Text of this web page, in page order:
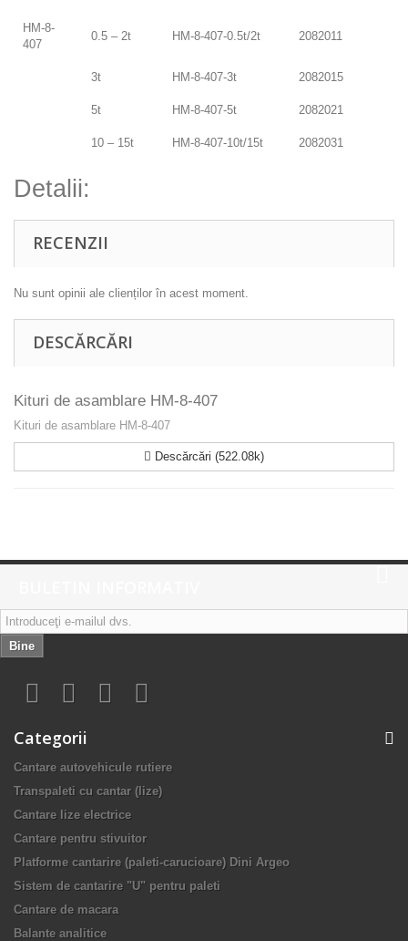
HM-8-
407
0.5 – 2t HM-8-407-0.5t/2t 2082011
3t HM-8-407-3t 2082015
5t HM-8-407-5t 2082021
10 – 15t HM-8-407-10t/15t 2082031
Detalii:
RECENZII
Nu sunt opinii ale clienților în acest moment.
DESCĂRCĂRI
Kituri de asamblare HM-8-407
Kituri de asamblare HM-8-407
Descărcări (522.08k)
Bine
Categorii
Cantare autovehicule rutiere
Transpaleti cu cantar (lize)
Cantare lize electrice
Cantare pentru stivuitor
Platforme cantarire (paleti-carucioare) Dini Argeo
Sistem de cantarire "U" pentru paleti
Cantare de macara
Balante analitice